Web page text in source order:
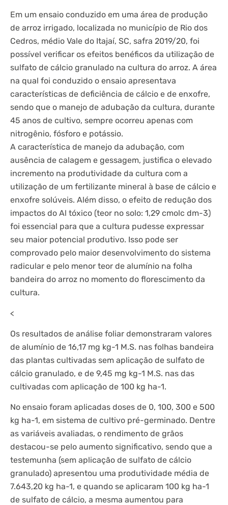
Em um ensaio conduzido em uma área de produção
de arroz irrigado, localizada no município de Rio dos
Cedros, médio Vale do Itajaí, SC, safra 2019/20, foi
possível verificar os efeitos benéficos da utilização de
sulfato de cálcio granulado na cultura do arroz. A área
na qual foi conduzido o ensaio apresentava
características de deficiência de cálcio e de enxofre,
sendo que o manejo de adubação da cultura, durante
45 anos de cultivo, sempre ocorreu apenas com
nitrogênio, fósforo e potássio.
A característica de manejo da adubação, com
ausência de calagem e gessagem, justifica o elevado
incremento na produtividade da cultura com a
utilização de um fertilizante mineral à base de cálcio e
enxofre solúveis. Além disso, o efeito de redução dos
impactos do Al tóxico (teor no solo: 1,29 cmolc dm-3)
foi essencial para que a cultura pudesse expressar
seu maior potencial produtivo. Isso pode ser
comprovado pelo maior desenvolvimento do sistema
radicular e pelo menor teor de alumínio na folha
bandeira do arroz no momento do florescimento da
cultura.
<
Os resultados de análise foliar demonstraram valores
de alumínio de 16,17 mg kg-1 M.S. nas folhas bandeira
das plantas cultivadas sem aplicação de sulfato de
cálcio granulado, e de 9,45 mg kg-1 M.S. nas das
cultivadas com aplicação de 100 kg ha-1.
No ensaio foram aplicadas doses de 0, 100, 300 e 500
kg ha-1, em sistema de cultivo pré-germinado. Dentre
as variáveis avaliadas, o rendimento de grãos
destacou-se pelo aumento significativo, sendo que a
testemunha (sem aplicação de sulfato de cálcio
granulado) apresentou uma produtividade média de
7.643,20 kg ha-1, e quando se aplicaram 100 kg ha-1
de sulfato de cálcio, a mesma aumentou para